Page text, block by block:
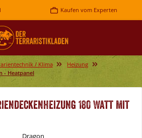
Kaufen vom Experten
/ Klima
Heizung
- Heatpanel
180 Watt mit